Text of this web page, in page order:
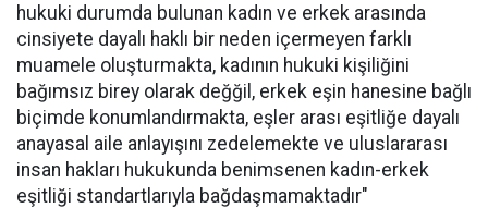
hukuki durumda bulunan kadın ve erkek arasında
cinsiyete dayalı haklı bir neden içermeyen farklı
muamele oluşturmakta, kadının hukuki kişiliğini
bağımsız birey olarak değğil, erkek eşin hanesine bağlı
biçimde konumlandırmakta, eşler arası eşitliğe dayalı
anayasal aile anlayışını zedelemekte ve uluslararası
insan hakları hukukunda benimsenen kadın-erkek
eşitliği standartlarıyla bağdaşmamaktadır"